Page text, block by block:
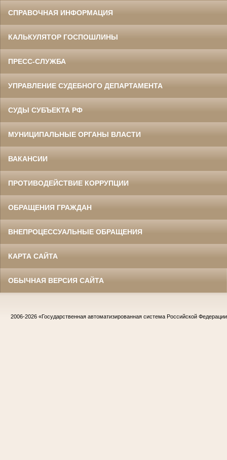
СПРАВОЧНАЯ ИНФОРМАЦИЯ
КАЛЬКУЛЯТОР ГОСПОШЛИНЫ
ПРЕСС-СЛУЖБА
УПРАВЛЕНИЕ СУДЕБНОГО ДЕПАРТАМЕНТА
СУДЫ СУБЪЕКТА РФ
МУНИЦИПАЛЬНЫЕ ОРГАНЫ ВЛАСТИ
ВАКАНСИИ
ПРОТИВОДЕЙСТВИЕ КОРРУПЦИИ
ОБРАЩЕНИЯ ГРАЖДАН
ВНЕПРОЦЕССУАЛЬНЫЕ ОБРАЩЕНИЯ
КАРТА САЙТА
ОБЫЧНАЯ ВЕРСИЯ САЙТА
2006-2026 «Государственная автоматизированная система Российской